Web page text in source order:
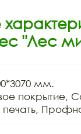
"Лес
мм.
покрытие,